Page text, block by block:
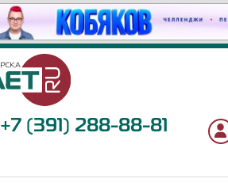
+7 (391) 288-88-81